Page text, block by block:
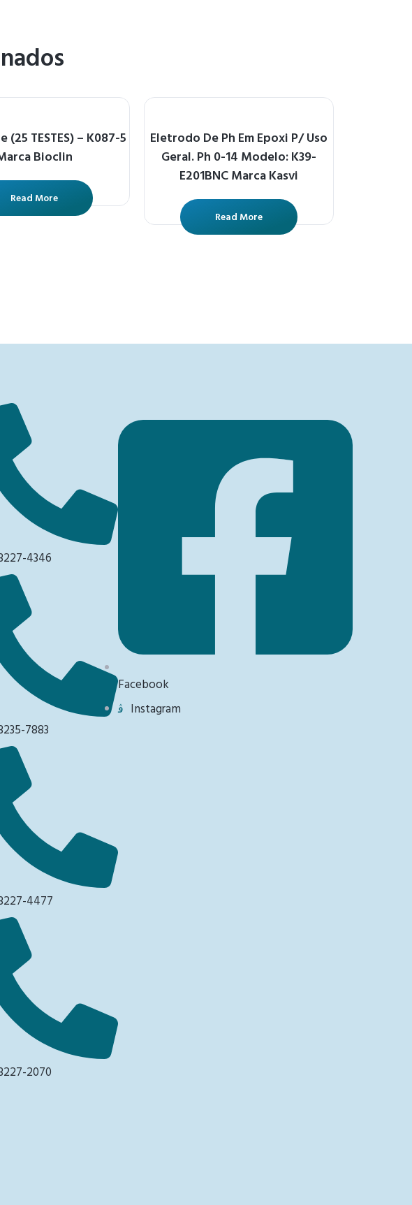
(25 TESTES) – K087-5
Bioclin
Read More
Eletrodo De Ph Em Epoxi P/ Uso
Geral. Ph 0-14 Modelo: K39-
E201BNC Marca Kasvi
Read More
4346
7883
4477
2070
Facebook
Instagram